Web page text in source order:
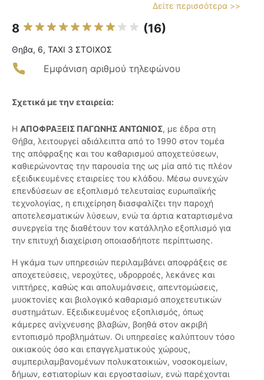
Δείτε περισσότερα >>
8 (16)
Θηβα, 6, ΤΑΧΙ 3 ΣΤΟΙΧΟΣ
Εμφάνιση αριθμού τηλεφώνου
Σχετικά με την εταιρεία:
Η ΑΠΟΦΡΑΞΕΙΣ ΠΑΓΩΝΗΣ ΑΝΤΩΝΙΟΣ, με έδρα στη
Θήβα, λειτουργεί αδιάλειπτα από το 1990 στον τομέα
της απόφραξης και του καθαρισμού αποχετεύσεων,
καθιερώνοντας την παρουσία της ως μία από τις πλέον
εξειδικευμένες εταιρείες του κλάδου. Μέσω συνεχών
επενδύσεων σε εξοπλισμό τελευταίας ευρωπαϊκής
τεχνολογίας, η επιχείρηση διασφαλίζει την παροχή
αποτελεσματικών λύσεων, ενώ τα άρτια καταρτισμένα
συνεργεία της διαθέτουν τον κατάλληλο εξοπλισμό για
την επιτυχή διαχείριση οποιασδήποτε περίπτωσης.
Η γκάμα των υπηρεσιών περιλαμβάνει αποφράξεις σε
αποχετεύσεις, νεροχύτες, υδρορροές, λεκάνες και
νιπτήρες, καθώς και απολυμάνσεις, απεντομώσεις,
μυοκτονίες και βιολογικό καθαρισμό αποχετευτικών
συστημάτων. Εξειδικευμένος εξοπλισμός, όπως
κάμερες ανίχνευσης βλαβών, βοηθά στον ακριβή
εντοπισμό προβλημάτων. Οι υπηρεσίες καλύπτουν τόσο
οικιακούς όσο και επαγγελματικούς χώρους,
συμπεριλαμβανομένων πολυκατοικιών, νοσοκομείων,
δήμων, εστιατορίων και εργοστασίων, ενώ παρέχονται